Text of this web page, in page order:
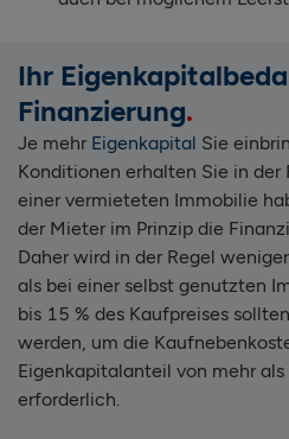
Ihr
Finanzierung
Je mehr Eigenkapital Sie
Konditionen erhalten Sie in der
einer vermieteten Immobilie
der Mieter im Prinzip die
Daher wird in der Regel
als bei einer selbst genutzten
bis 15 % des Kaufpreises
werden, um die
Eigenkapitalanteil von mehr
erforderlich.